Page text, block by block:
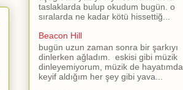
taslaklarda bulup okudum bugün. o
sıralarda ne kadar kötü hissettiğ...
Beacon Hill
bugün uzun zaman sonra bir şarkıyı
dinlerken ağladım. eskisi gibi müzik
dinleyemiyorum, müzik de hayatımda
keyif aldığım her şey gibi yava...